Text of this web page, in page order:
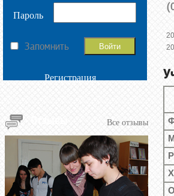
Пароль
Запомнить
Регистрация
Все отзывы